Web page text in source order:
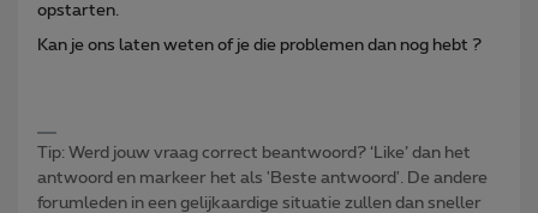
opstarten.
Kan je ons laten weten of je die problemen dan nog hebt ?
Tip: Werd jouw vraag correct beantwoord? ‘Like’ dan het
antwoord en markeer het als 'Beste antwoord'. De andere
forumleden in een gelijkaardige situatie zullen dan sneller